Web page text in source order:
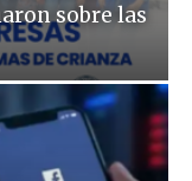
sobre las